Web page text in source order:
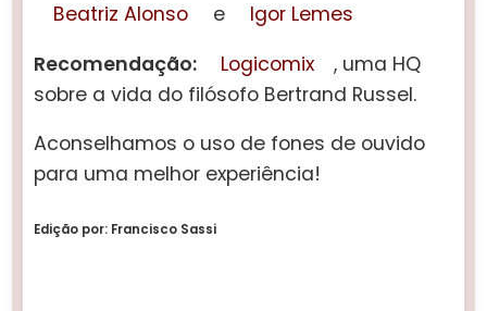
Beatriz Alonso
e
Igor Lemes
Recomendação:
Logicomix
, uma HQ
sobre a vida do filósofo Bertrand Russel.
Aconselhamos o uso de fones de ouvido
para uma melhor experiência!
Edição por: Francisco Sassi